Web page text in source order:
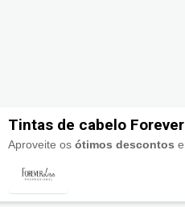
Tintas de cabelo
Aproveite osótimos descontos